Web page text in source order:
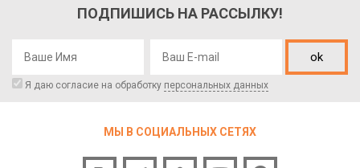
ПОДПИШИСЬ НА РАССЫЛКУ!
ok
Я даю согласие на обработку персональных данных
МЫ В СОЦИАЛЬНЫХ СЕТЯХ